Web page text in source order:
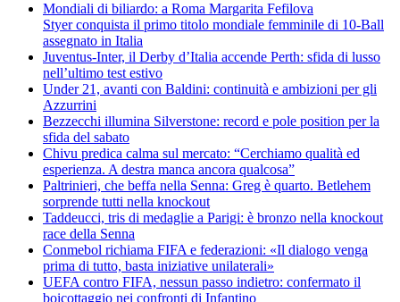
Mondiali di biliardo: a Roma Margarita Fefilova
Styer conquista il primo titolo mondiale femminile di 10-Ball
assegnato in Italia
Juventus-Inter, il Derby d’Italia accende Perth: sfida di lusso
nell’ultimo test estivo
Under 21, avanti con Baldini: continuità e ambizioni per gli
Azzurrini
Bezzecchi illumina Silverstone: record e pole position per la
sfida del sabato
Chivu predica calma sul mercato: “Cerchiamo qualità ed
esperienza. A destra manca ancora qualcosa”
Paltrinieri, che beffa nella Senna: Greg è quarto. Betlehem
sorprende tutti nella knockout
Taddeucci, tris di medaglie a Parigi: è bronzo nella knockout
race della Senna
Conmebol richiama FIFA e federazioni: «Il dialogo venga
prima di tutto, basta iniziative unilaterali»
UEFA contro FIFA, nessun passo indietro: confermato il
boicottaggio nei confronti di Infantino